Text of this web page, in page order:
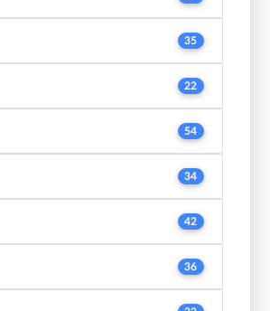
35
22
54
34
42
36